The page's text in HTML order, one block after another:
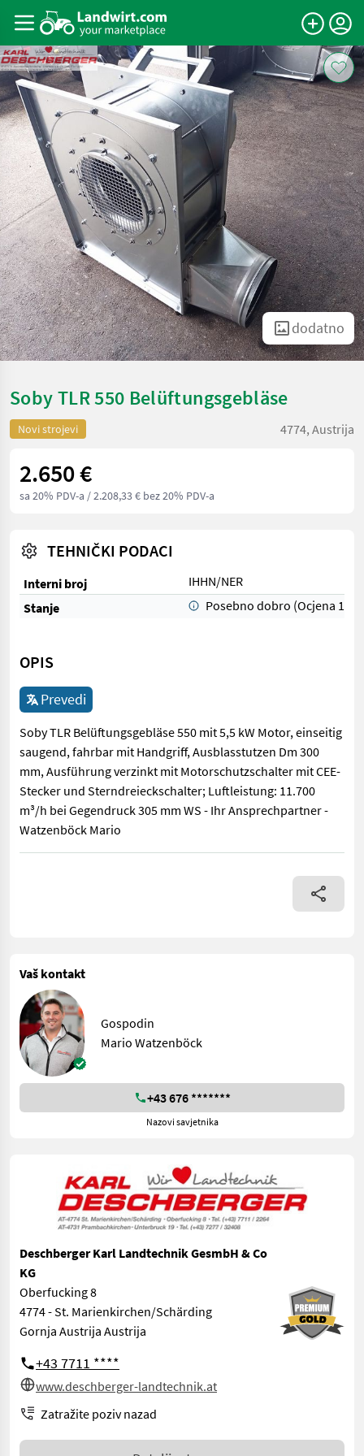
dodatno
Soby TLR 550 Belüftungsgebläse
Novi strojevi 4774, Austrija
2.650 €
sa 20% PDV-a / 2.208,33 € bez 20% PDV-a
TEHNIČKI PODACI
Interni broj
IHHN/NER
Stanje
Posebno dobro (Ocjena 1)
OPIS
Prevedi
Soby TLR Belüftungsgebläse 550 mit 5,5 kW Motor, einseitig
saugend, fahrbar mit Handgriff, Ausblasstutzen Dm 300
mm, Ausführung verzinkt mit Motorschutzschalter mit CEE-
Stecker und Sterndreieckschalter; Luftleistung: 11.700
m³/h bei Gegendruck 305 mm WS - Ihr Ansprechpartner -
Watzenböck Mario
Soby TLR Belüftungsgebläse 550 mit 5,5 kW Motor, einseitig
Vaš kontakt
Gospodin
Mario Watzenböck
+43 676 *******
Nazovi savjetnika
Deschberger Karl Landtechnik GesmbH & Co
KG
Oberfucking 8
4774 - St. Marienkirchen/Schärding
Gornja Austrija Austrija
+43 7711 ****
www.deschberger-landtechnik.at
Zatražite poziv nazad